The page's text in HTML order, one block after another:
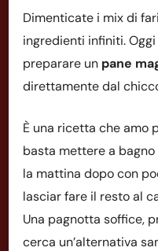
Dimenticate i mix di
ingredienti infiniti.
preparare un pane
direttamente dal
È una ricetta che amo
basta mettere a
la mattina dopo con
lasciar fare il resto al
Una pagnotta soffice,
cerca un’alternativa